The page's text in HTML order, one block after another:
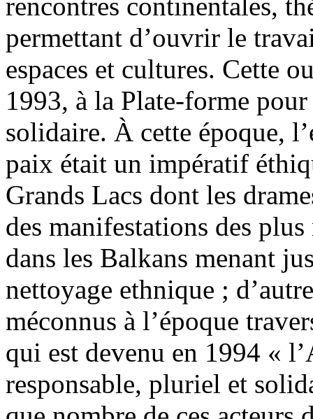
permettant d’ouvrir le
espaces et cultures. Cette
1993, à la Plate-forme
solidaire. À cette époque,
paix était un impératif
Grands Lacs dont les
des manifestations des
dans les Balkans menant
nettoyage ethnique ;
méconnus à l’époque
qui est devenu en 1994 «
responsable, pluriel et